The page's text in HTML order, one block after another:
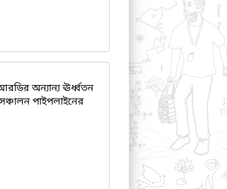
অন্যান্য ঊর্ধ্বতন
পাইপলাইনের